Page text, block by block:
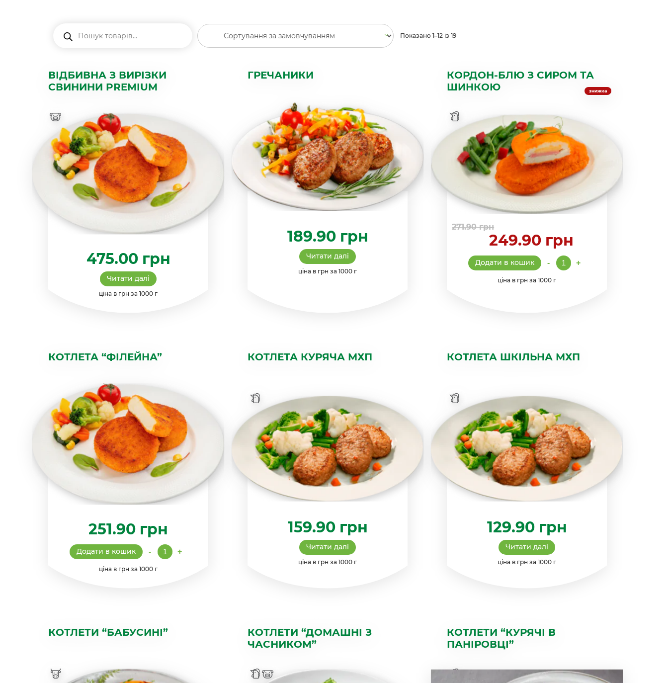
товарів
Показано 1–12 із 19
ВІДБИВНА З ВИРІЗКИ
СВИНИНИ PREMIUM
475.00грн
Читати далі
ціна в грн за 1000 г
ГРЕЧАНИКИ
189.90грн
Читати далі
ціна в грн за 1000 г
КОРДОН-БЛЮ З СИРОМ ТА
ШИНКОЮ
знижка
271.90грн
249.90 грн
- Кордон-
Блю
сиром
+
Додати в кошик
ціна в грн за 1000 г
КОТЛЕТА “ФІЛЕЙНА”
251.90 грн
- Котлета
"Філейна"
кількість
+
Додати в кошик
ціна в грн за 1000 г
КОТЛЕТА КУРЯЧА МХП
159.90грн
Читати далі
ціна в грн за 1000 г
КОТЛЕТА ШКІЛЬНА МХП
129.90грн
Читати далі
ціна в грн за 1000 г
КОТЛЕТИ “БАБУСИНІ”
КОТЛЕТИ “ДОМАШНІ З
ЧАСНИКОМ”
КОТЛЕТИ “КУРЯЧІ В
ПАНІРОВЦІ”